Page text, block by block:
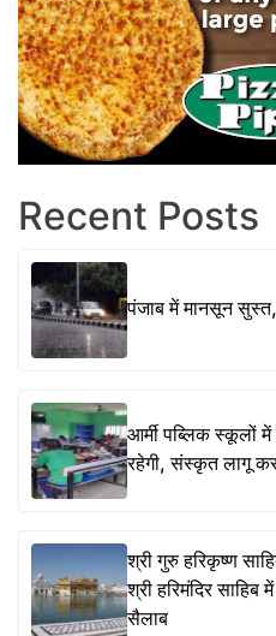
Recent Posts
पंजाब में मानसून सुस्त,
आर्मी पब्लिक स्कूलों में
रहेगी, संस्कृत लागू
श्री गुरु हरिकृष्ण
श्री हरिमंदिर
सैलाब